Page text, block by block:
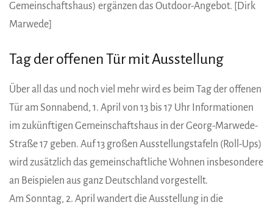
Gemeinschaftshaus) ergänzen das Outdoor-Angebot. [Dirk
Marwede]
Tag der offenen Tür mit Ausstellung
Über all das und noch viel mehr wird es beim Tag der offenen
Tür am Sonnabend, 1. April von 13 bis 17 Uhr Informationen
im zukünftigen Gemeinschaftshaus in der Georg-Marwede-
Straße 17 geben. Auf 13 großen Ausstellungstafeln (Roll-Ups)
wird zusätzlich das gemeinschaftliche Wohnen insbesondere
an Beispielen aus ganz Deutschland vorgestellt.
Am Sonntag, 2. April wandert die Ausstellung in die